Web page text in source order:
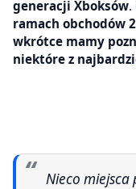
generacji Xboksów.
ramach obchodów
wkrótce mamy
niektóre z
Nieco miejsca poświęcono też temu, dlaczego